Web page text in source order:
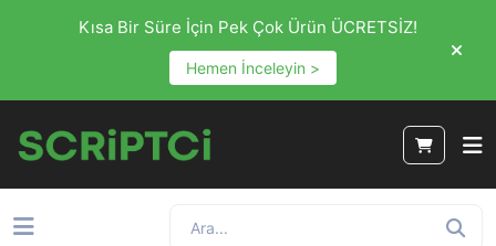
Kısa Bir Süre İçin Pek Çok Ürün ÜCRETSİZ!
Hemen İnceleyin >